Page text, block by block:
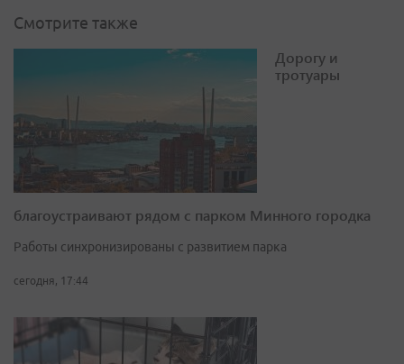
Смотрите также
Дорогу и
тротуары
благоустраивают рядом с парком Минного городка
Работы синхронизированы с развитием парка
сегодня, 17:44